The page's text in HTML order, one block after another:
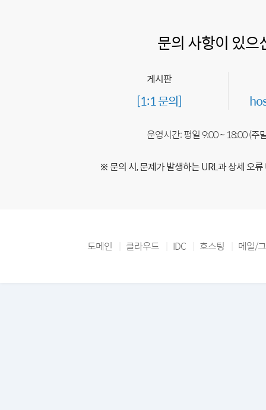
문의 사항이 있으
게시판
[1:1 문의]
운영시간: 평일 9:00 ~ 18:00 (주
※ 문의 시, 문제가 발생하는 URL과 상세 오
도메인 클라우드 IDC 호스팅 메일/